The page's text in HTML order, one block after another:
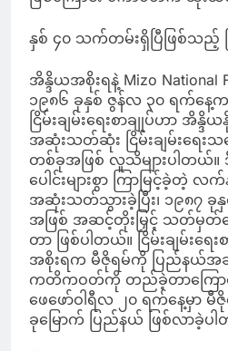
နှစ် ၄၀ သက်တမ်းရှိပြီဖြစ်သည့် ငြိ
အိန္ဒိယအစိုးရနဲ့ Mizo National
၁၉၈၆ ခုနှစ် ဇွန်လ ၃၀ ရက်နေ့
ငြိမ်းချမ်းရေးစာချုပ်ဟာ အိန္ဒိ
အဆုံးသတ်ဆုံး ငြိမ်းချမ်းရ
တစ်ခုအဖြစ် လူသိများပါတယ်။
ပေါင်းများစွာ ကြာမြင့်ခဲ့တဲ့
အဆုံးသတ်သွားခဲ့ပြီး၊ ၁၉၈၇ ခု
အဖြစ် အဆင့်တိုးမြှင့် သတ်မှတ်ပ
တာ ဖြစ်ပါတယ်။ ငြိမ်းချမ်းရေ
အစိုးရက မီဇိုရမ်ကို ပြည်နယ်
ကတိကဝတ်ကို တည်ခဲ့တာကြောင့်
ဖေဖော်ဝါရီလ ၂၀ ရက်နေ့မှာ မီ
ခုမြောက် ပြည်နယ် ဖြစ်လာခဲ့ပ